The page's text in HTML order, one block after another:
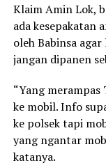
Klaim Amin Lok,
ada kesepakatan
oleh Babinsa
jangan dipanen
“Yang merampas
ke mobil. Info
ke polsek tapi
yang ngantar
katanya.